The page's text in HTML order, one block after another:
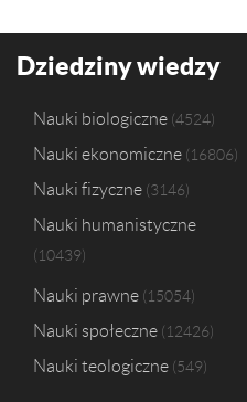
Dziedziny wiedzy
Nauki biologiczne 4524
Nauki ekonomiczne 16806
Nauki fizyczne 3146
Nauki humanistyczne
10439
Nauki prawne 15054
Nauki społeczne 12426
Nauki teologiczne 549